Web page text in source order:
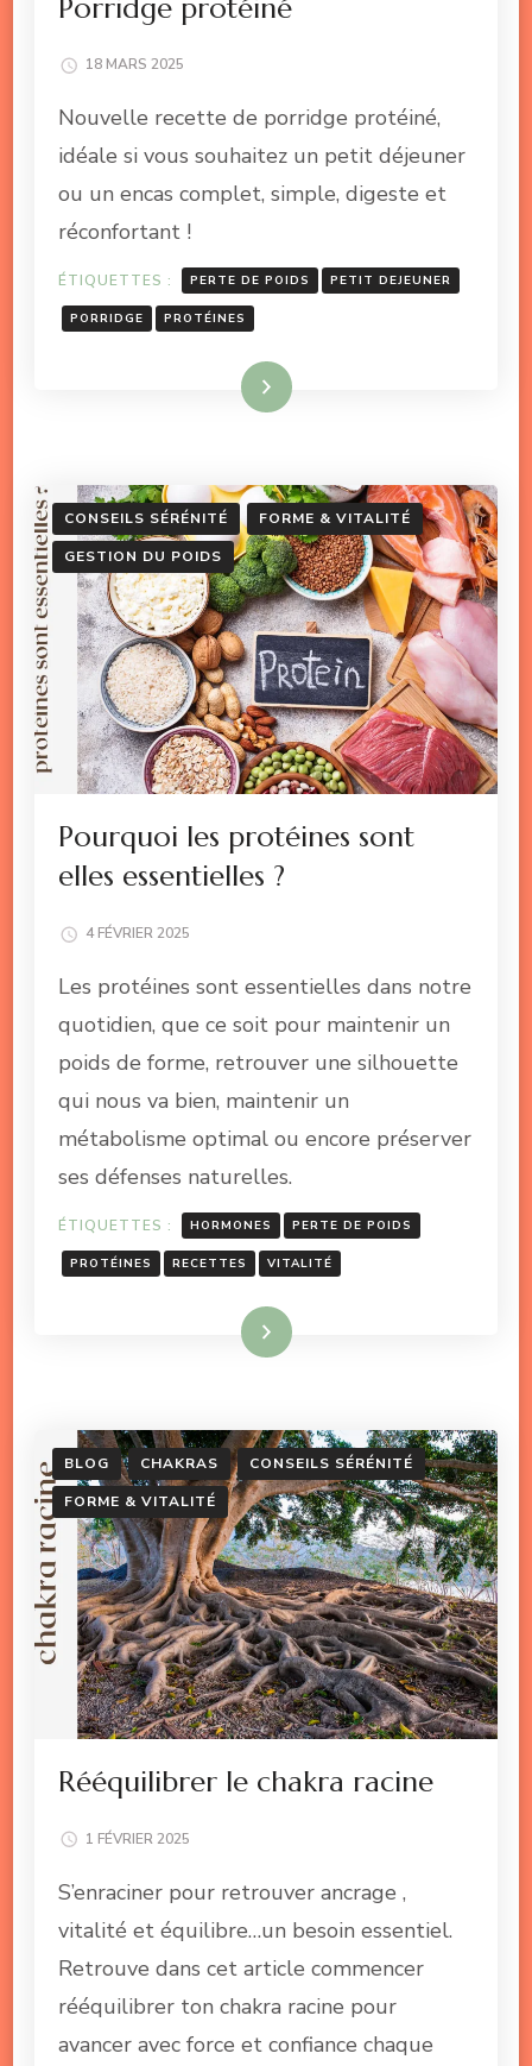
Porridge protéiné
18 MARS 2025
Nouvelle recette de porridge protéiné,
idéale si vous souhaitez un petit déjeuner
ou un encas complet, simple, digeste et
réconfortant !
ÉTIQUETTES : PERTE DE POIDS PETIT DEJEUNER
PORRIDGE PROTÉINES
Lire la suite
CONSEILS SÉRÉNITÉ
FORME & VITALITÉ
GESTION DU POIDS
Pourquoi les protéines sont
elles essentielles ?
4 FÉVRIER 2025
Les protéines sont essentielles dans notre
quotidien, que ce soit pour maintenir un
poids de forme, retrouver une silhouette
qui nous va bien, maintenir un
métabolisme optimal ou encore préserver
ses défenses naturelles.
ÉTIQUETTES : HORMONES PERTE DE POIDS
PROTÉINES RECETTES VITALITÉ
Lire la suite
BLOG CHAKRAS
CONSEILS SÉRÉNITÉ
FORME & VITALITÉ
Rééquilibrer le chakra racine
1 FÉVRIER 2025
S’enraciner pour retrouver ancrage ,
vitalité et équilibre…un besoin essentiel.
Retrouve dans cet article commencer
rééquilibrer ton chakra racine pour
avancer avec force et confiance chaque